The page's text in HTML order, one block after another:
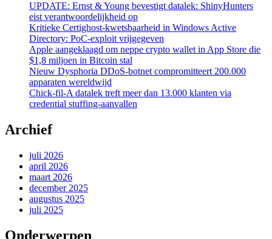
UPDATE: Ernst & Young bevestigt datalek: ShinyHunters
eist verantwoordelijkheid op
Kritieke Certighost-kwetsbaarheid in Windows Active
Directory: PoC-exploit vrijgegeven
Apple aangeklaagd om neppe crypto wallet in App Store die
$1,8 miljoen in Bitcoin stal
Nieuw Dysphoria DDoS-botnet compromitteert 200.000
apparaten wereldwijd
Chick-fil-A datalek treft meer dan 13.000 klanten via
credential stuffing-aanvallen
Archief
juli 2026
april 2026
maart 2026
december 2025
augustus 2025
juli 2025
Onderwerpen